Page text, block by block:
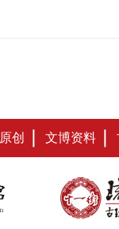
原创 文博资料